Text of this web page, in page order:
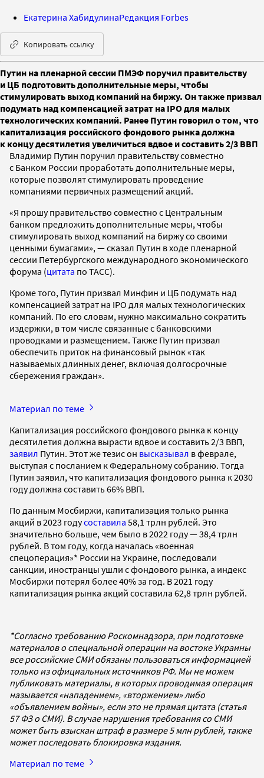
Екатерина ХабидулинаРедакция Forbes
Копировать ссылку
Путин на пленарной сессии ПМЭФ поручил правительству
и ЦБ подготовить дополнительные меры, чтобы
стимулировать выход компаний на биржу. Он также призвал
подумать над компенсацией затрат на IPO для малых
технологических компаний. Ранее Путин говорил о том, что
капитализация российского фондового рынка должна
к концу десятилетия увеличиться вдвое и составить 2/3 ВВП
Владимир Путин поручил правительству совместно
с Банком России проработать дополнительные меры,
которые позволят стимулировать проведение
компаниями первичных размещений акций.
«Я прошу правительство совместно с Центральным
банком предложить дополнительные меры, чтобы
стимулировать выход компаний на биржу со своими
ценными бумагами», — сказал Путин в ходе пленарной
сессии Петербургского международного экономического
форума (цитата по ТАСС).
Кроме того, Путин призвал Минфин и ЦБ подумать над
компенсацией затрат на IPO для малых технологических
компаний. По его словам, нужно максимально сократить
издержки, в том числе связанные с банковскими
проводками и размещением. Также Путин призвал
обеспечить приток на финансовый рынок «так
называемых длинных денег, включая долгосрочные
сбережения граждан».
Материал по теме
Капитализация российского фондового рынка к концу
десятилетия должна вырасти вдвое и составить 2/3 ВВП,
заявил Путин. Этот же тезис он высказывал в феврале,
выступая с посланием к Федеральному собранию. Тогда
Путин заявил, что капитализация фондового рынка к 2030
году должна составить 66% ВВП.
По данным Мосбиржи, капитализация только рынка
акций в 2023 годусоставила 58,1 трлн рублей. Это
значительно больше, чем было в 2022 году — 38,4 трлн
рублей. В том году, когда началась «военная
спецоперация»* России на Украине, последовали
санкции, иностранцы ушли с фондового рынка, а индекс
Мосбиржи потерял более 40% за год. В 2021 году
капитализация рынка акций составила 62,8 трлн рублей.
*Согласно требованию Роскомнадзора, при подготовке
материалов о специальной операции на востоке Украины
все российские СМИ обязаны пользоваться информацией
только из официальных источников РФ. Мы не можем
публиковать материалы, в которых проводимая операция
называется «нападением», «вторжением» либо
«объявлением войны», если это не прямая цитата (статья
57 ФЗ о СМИ). В случае нарушения требования со СМИ
может быть взыскан штраф в размере 5 млн рублей, также
может последовать блокировка издания.
Материал по теме